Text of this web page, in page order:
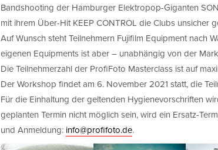
Bandshooting der Hamburger Elektropop-Giganten
mit ihrem Über-Hit KEEP CONTROL die Clubs unsicher
Auf Wunsch steht Teilnehmern Fujifilm Equipment nach
eigenen Equipments ist aber – unabhängig von der
Die Teilnehmerzahl der ProfiFoto Masterclass ist auf
Der Workshop findet am 6. November 2021 statt, die
Für die Einhaltung der geltenden Hygienevorschriften
geplanten Termin nicht möglich sein, wird ein Ersatz-
und Anmeldung: info@profifoto.de.